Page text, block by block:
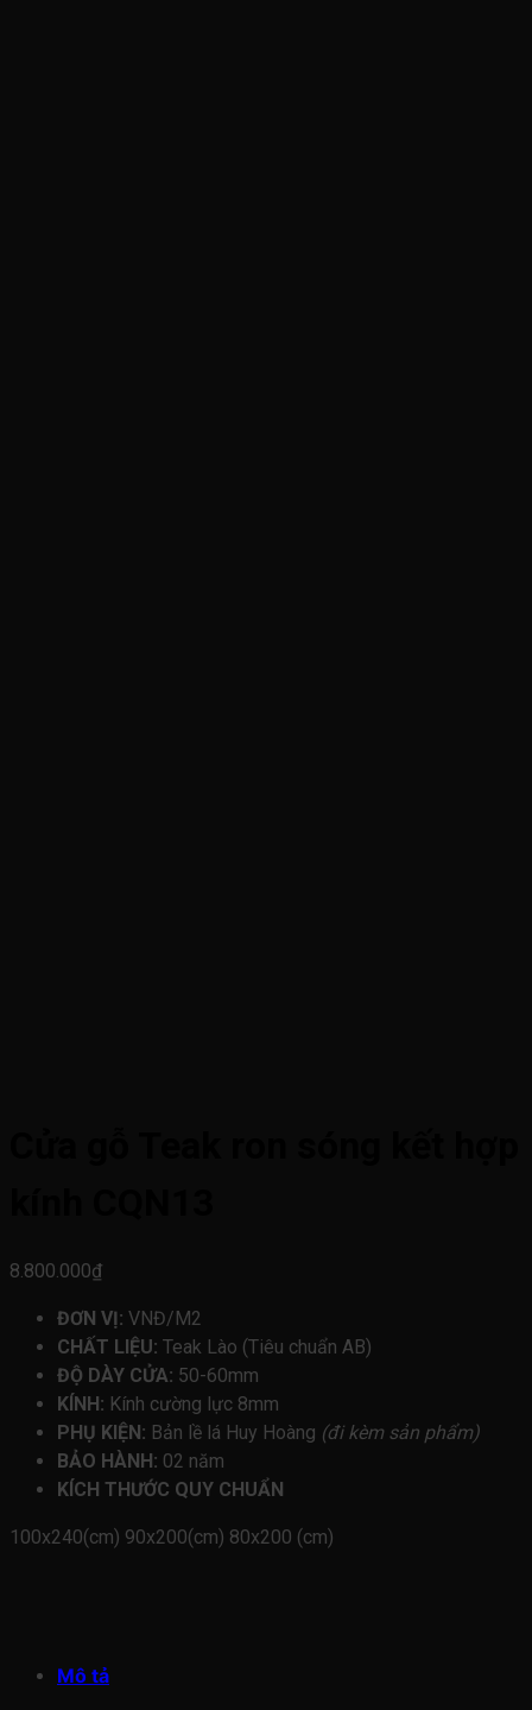
8.800.000₫
ĐƠN VỊ: VNĐ/M2
CHẤT LIỆU: Teak Lào (Tiêu chuẩn AB)
ĐỘ DÀY CỬA: 50-60mm
KÍNH: Kính cường lực 8mm
PHỤ KIỆN: Bản lề lá Huy Hoàng (đi kèm sản phẩm)
BẢO HÀNH: 02 năm
KÍCH THƯỚC QUY CHUẨN
100x240(cm) 90x200(cm) 80x200 (cm)
Mô tả